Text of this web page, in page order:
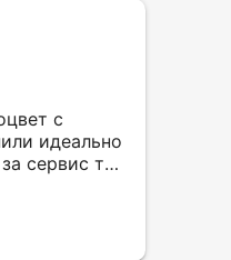
с
идеально
сервис так
30 мин до
было.